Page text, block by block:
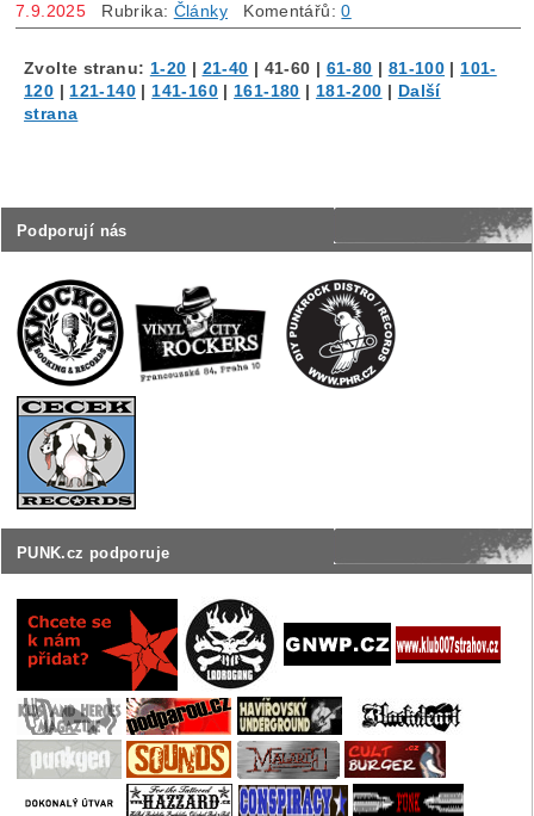
Podporují nás
PUNK.cz podporuje
7.9.2025 Rubrika: Články Komentářů:0
Zvolte stranu: 1-20 | 21-40 | 41-60 | 61-80 | 81-100 | 101-
120 | 121-140 | 141-160| 161-180 | 181-200 | Další
strana